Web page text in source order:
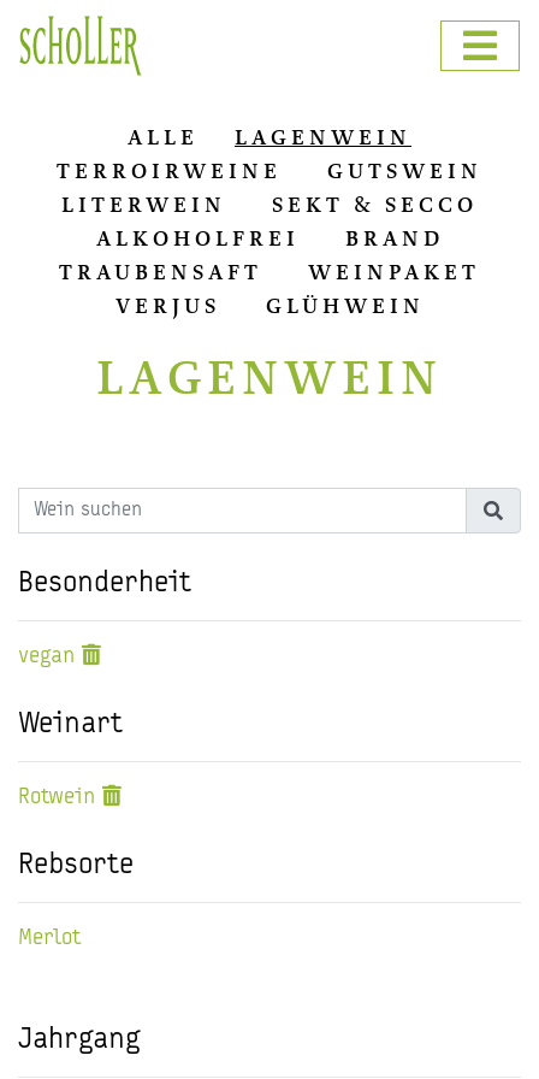
ALLE
LAGENWEIN
TERROIRWEINE
GUTSWEIN
LITERWEIN
SEKT & SECCO
ALKOHOLFREI
BRAND
TRAUBENSAFT
WEINPAKET
VERJUS
GLÜHWEIN
LAGENWEIN
Besonderheit
vegan
Weinart
Rotwein
Rebsorte
Merlot
Jahrgang